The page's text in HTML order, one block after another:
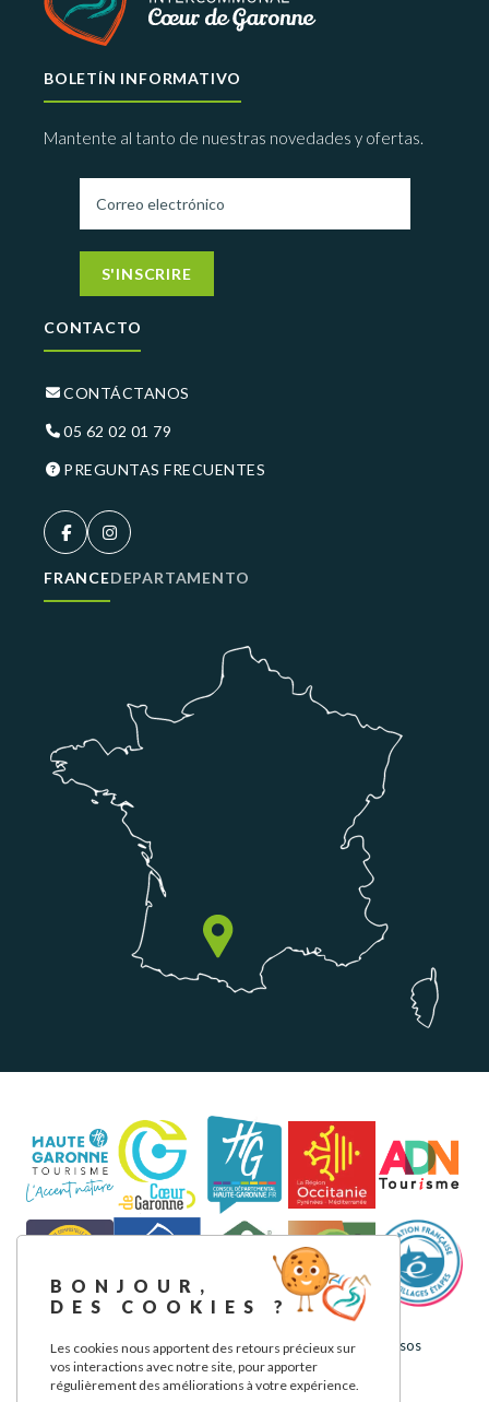
BOLETÍN INFORMATIVO
Mantente al tanto de nuestras novedades y ofertas.
S'INSCRIRE
CONTACTO
CONTÁCTANOS
05 62 02 01 79
PREGUNTAS FRECUENTES
FRANCEDEPARTAMENTO
Aviso legalPolítica de privacidadNuestros compromisos
BONJOUR,
DES COOKIES ?
Les cookies nous apportent des retours précieux sur
vos interactions avec notre site, pour apporter
régulièrement des améliorations à votre expérience.